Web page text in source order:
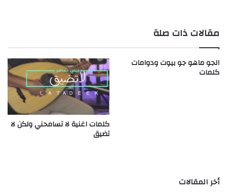
مقالات ذات صلة
الجو ماهو جو بيوت ودوامات
كلمات
كلمات اغنية لا تسامحني ولكن لا
تضيق
أخر المقالات